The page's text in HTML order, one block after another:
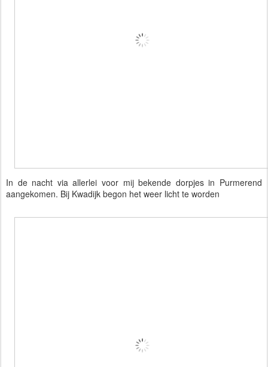
In de nacht via allerlei voor mij bekende dorpjes in Purmerend
aangekomen. Bij Kwadijk begon het weer licht te worden